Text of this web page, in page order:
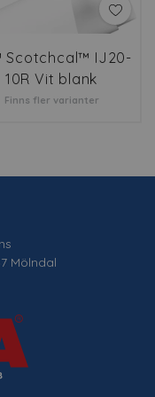
Scotchcal™ IJ20-
10R Vit blank
Finns fler varianter
Mölndal